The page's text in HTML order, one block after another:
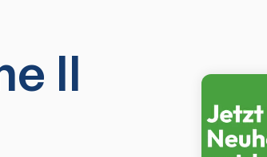
II